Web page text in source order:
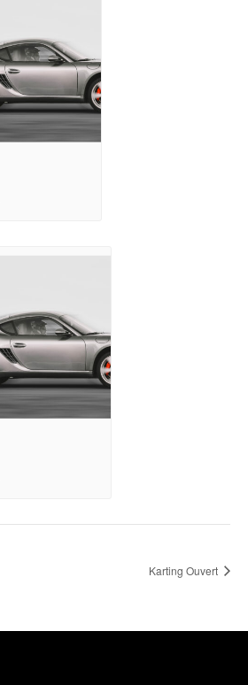
Karting Ouvert